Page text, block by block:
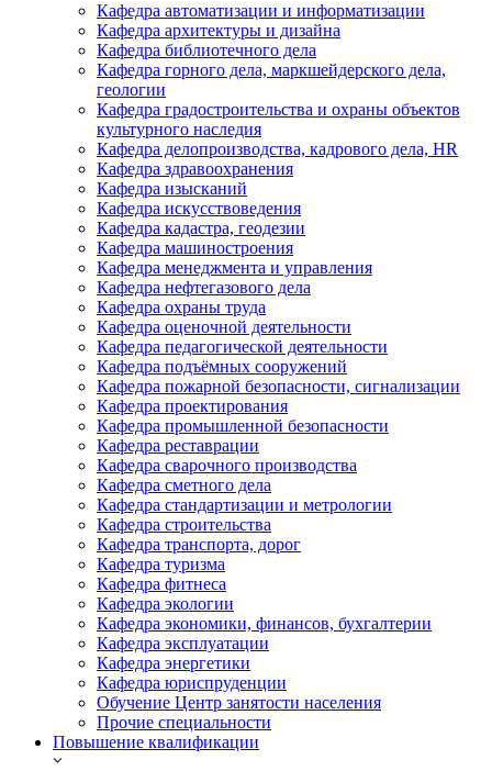
Кафедра автоматизации и информатизации
Кафедра архитектуры и дизайна
Кафедра библиотечного дела
Кафедра горного дела, маркшейдерского дела,
геологии
Кафедра градостроительства и охраны объектов
культурного наследия
Кафедра делопроизводства, кадрового дела, HR
Кафедра здравоохранения
Кафедра изысканий
Кафедра искусствоведения
Кафедра кадастра, геодезии
Кафедра машиностроения
Кафедра менеджмента и управления
Кафедра нефтегазового дела
Кафедра охраны труда
Кафедра оценочной деятельности
Кафедра педагогической деятельности
Кафедра подъёмных сооружений
Кафедра пожарной безопасности, сигнализации
Кафедра проектирования
Кафедра промышленной безопасности
Кафедра реставрации
Кафедра сварочного производства
Кафедра сметного дела
Кафедра стандартизации и метрологии
Кафедра строительства
Кафедра транспорта, дорог
Кафедра туризма
Кафедра фитнеса
Кафедра экологии
Кафедра экономики, финансов, бухгалтерии
Кафедра эксплуатации
Кафедра энергетики
Кафедра юриспруденции
Обучение Центр занятости населения
Прочие специальности
Повышение квалификации